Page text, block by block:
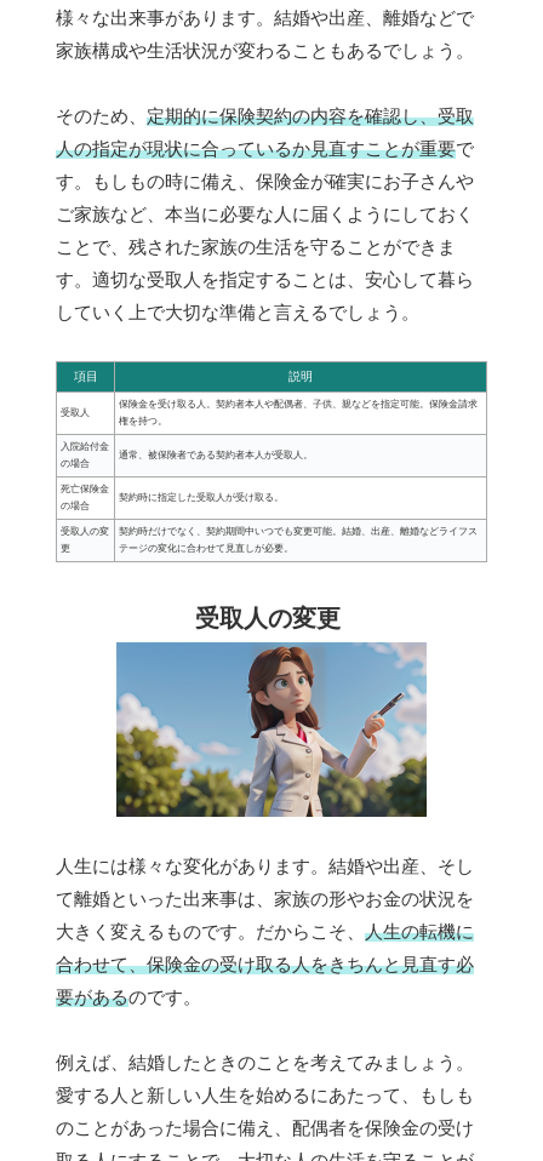
様々な出来事があります。結婚や出産、離婚などで
家族構成や生活状況が変わることもあるでしょう。
そのため、 定期的に保険契約の内容を確認し、受取
人の指定が現状に合っているか見直すことが重要で
す。もしもの時に備え、保険金が確実にお子さんや
ご家族など、本当に必要な人に届くようにしておく
ことで、残された家族の生活を守ることができま
す。適切な受取人を指定することは、安心して暮ら
していく上で大切な準備と言えるでしょう。
項目 説明
受取人
保険金を受け取る人。契約者本人や配偶者、子供、親などを指定可能。保険金請求
権を持つ。
入院給付金
の場合
通常、被保険者である契約者本人が受取人。
死亡保険金
の場合
契約時に指定した受取人が受け取る。
受取人の変
更
契約時だけでなく、契約期間中いつでも変更可能。結婚、出産、離婚などライフス
テージの変化に合わせて見直しが必要。
受取人の変更
人生には様々な変化があります。結婚や出産、そし
て離婚といった出来事は、家族の形やお金の状況を
大きく変えるものです。だからこそ、 人生の転機に
合わせて、保険金の受け取る人をきちんと見直す必
要があるのです。
例えば、結婚したときのことを考えてみましょう。
愛する人と新しい人生を始めるにあたって、もしも
のことがあった場合に備え、配偶者を保険金の受け